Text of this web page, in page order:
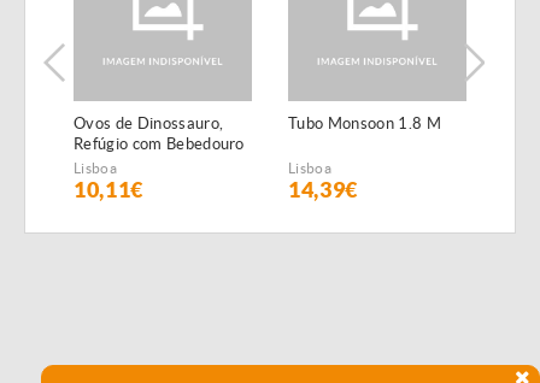
Ovos de Dinossauro,
Refúgio com Bebedouro
para Terrários
Lisboa
10,11€
Tubo Monsoon 1.8 M
Lisboa
14,39€